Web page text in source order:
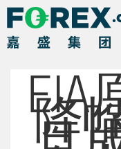
EIA
降